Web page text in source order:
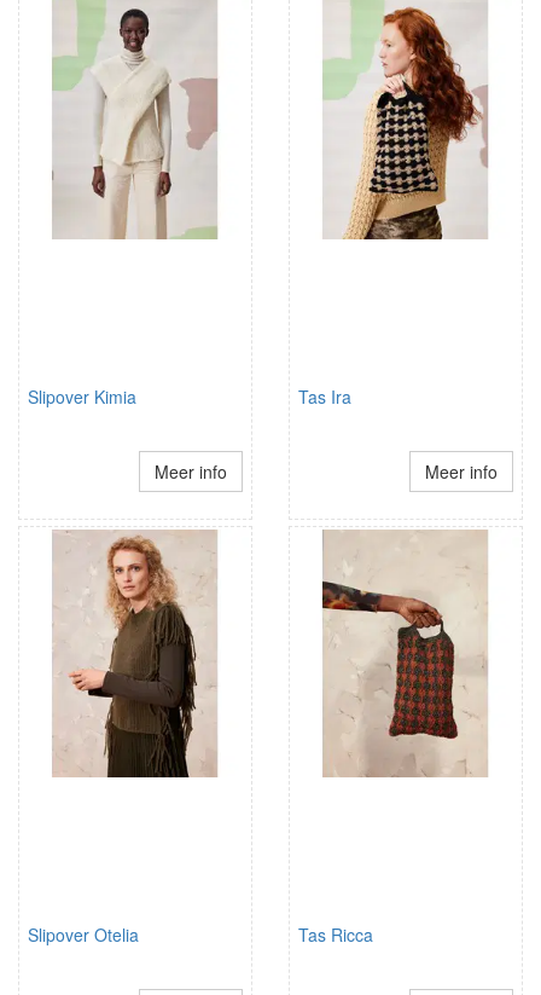
Slipover Kimia
Meer info
Tas Ira
Meer info
Slipover Otelia Tas Ricca